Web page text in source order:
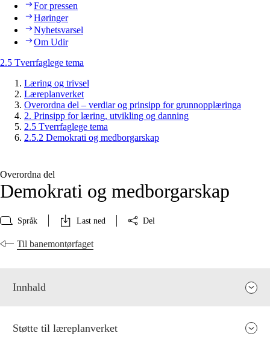
For pressen
Høringer
Nyhetsvarsel
Om Udir
2.5 Tverrfaglege tema
Læring og trivsel
Læreplanverket
Overordna del – verdiar og prinsipp for grunnopplæringa
2. Prinsipp for læring, utvikling og danning
2.5 Tverrfaglege tema
2.5.2 Demokrati og medborgarskap
Overordna del
Demokrati og medborgarskap
Språk Last ned Del
Til banemontørfaget
Innhald
Støtte til læreplanverket